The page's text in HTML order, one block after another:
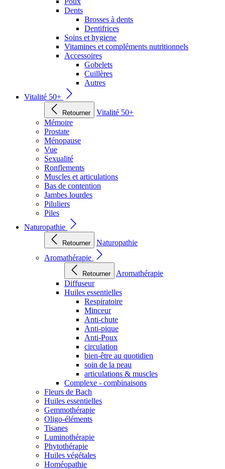
Dents
Brosses à dents
Dentifrices
Soins et hygiene
Vitamines et compléments nutritionnels
Accessoires
Gobelets
Cuillères
Autres
Vitalité 50+
Retourner
Vitalité 50+
Mémoire
Prostate
Ménopause
Vue
Sexualité
Ronflements
Muscles et articulations
Bas de contention
Jambes lourdes
Piluliers
Piles
Naturopathie
Retourner
Naturopathie
Aromathérapie
Retourner
Aromathérapie
Diffuseur
Huiles essentielles
Respiratoire
Minceur
Anti-chute
Anti-pique
Anti-Poux
circulation
bien-être au quotidien
soin de la peau
articulations & muscles
Complexe - combinaisons
Fleurs de Bach
Huiles essentielles
Gemmothérapie
Oligo-éléments
Tisanes
Luminothérapie
Phytothérapie
Huiles végétales
Homéopathie